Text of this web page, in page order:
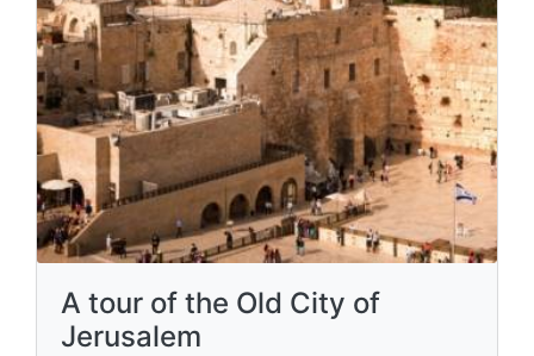
A tour of the Old City of
Jerusalem